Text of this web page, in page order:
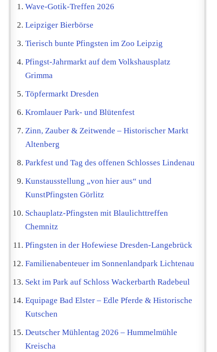
Wave-Gotik-Treffen 2026
Leipziger Bierbörse
Tierisch bunte Pfingsten im Zoo Leipzig
Pfingst-Jahrmarkt auf dem Volkshausplatz
Grimma
Töpfermarkt Dresden
Kromlauer Park- und Blütenfest
Zinn, Zauber & Zeitwende – Historischer Markt
Altenberg
Parkfest und Tag des offenen Schlosses Lindenau
Kunstausstellung „von hier aus“ und
KunstPfingsten Görlitz
Schauplatz-Pfingsten mit Blaulichttreffen
Chemnitz
Pfingsten in der Hofewiese Dresden-Langebrück
Familienabenteuer im Sonnenlandpark Lichtenau
Sekt im Park auf Schloss Wackerbarth Radebeul
Equipage Bad Elster – Edle Pferde & Historische
Kutschen
Deutscher Mühlentag 2026 – Hummelmühle
Kreischa